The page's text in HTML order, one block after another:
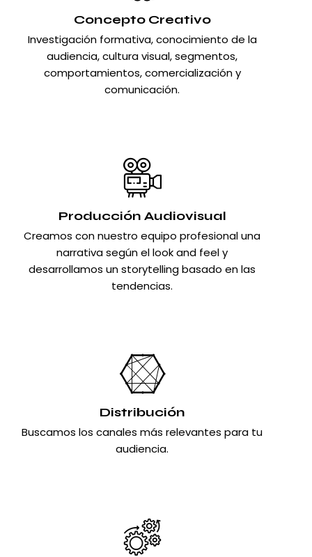
Concepto Creativo
Investigación formativa, conocimiento de la
audiencia, cultura visual, segmentos,
comportamientos, comercialización y
comunicación.
Producción Audiovisual
Creamos con nuestro equipo profesional una
narrativa según el look and feel y
desarrollamos un storytelling basado en las
tendencias.
Distribución
Buscamos los canales más relevantes para tu
audiencia.